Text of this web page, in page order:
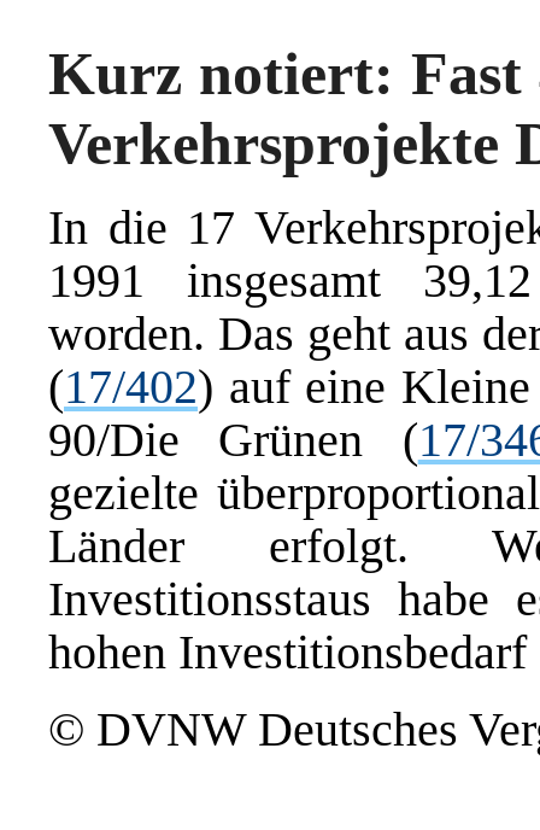
Kurz notiert:
Verkehrsprojekte
In die 17
1991 insgesamt
worden. Das geht aus
(17/402) auf eine
90/Die Grünen (17/
gezielte
Länder erfolgt.
Investitionsstaus habe
hohen